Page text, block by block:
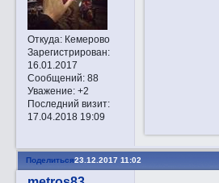
Откуда:Кемерово
Зарегистрирован:
16.01.2017
Сообщений:88
Уважение: +2
Последний визит:
17.04.2018 19:09
Поделиться23.12.2017 11:02